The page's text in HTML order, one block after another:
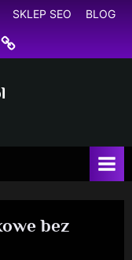
SKLEP SEO BLOG
BLOG
bez